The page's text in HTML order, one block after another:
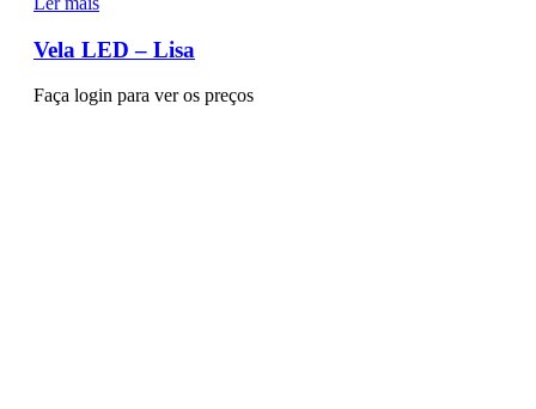
Vela LED – Lisa
Faça login para ver os preços